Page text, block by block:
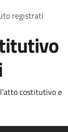
registrati
costitutivo e